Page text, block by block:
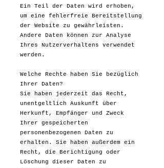
Ein Teil der Daten wird erhoben,
um eine fehlerfreie Bereitstellung
der Website zu gewährleisten.
Andere Daten können zur Analyse
Ihres Nutzerverhaltens verwendet
werden.
Welche Rechte haben Sie bezüglich
Ihrer Daten?
Sie haben jederzeit das Recht,
unentgeltlich Auskunft über
Herkunft, Empfänger und Zweck
Ihrer gespeicherten
personenbezogenen Daten zu
erhalten. Sie haben außerdem ein
Recht, die Berichtigung oder
Löschung dieser Daten zu